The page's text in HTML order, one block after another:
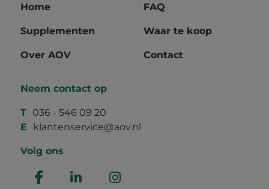
Home
Supplementen
Over AOV
FAQ
Waar te koop
Contact
Neem contact op
T 036 - 546 09 20
E
klantenservice@aov.nl
Volg ons